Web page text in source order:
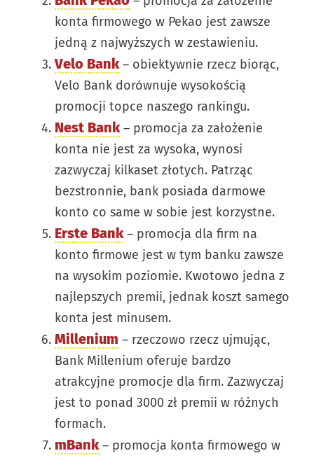
konta firmowego w Pekao jest zawsze
jedną z najwyższych w zestawieniu.
Velo Bank– obiektywnie rzecz biorąc,
Velo Bank dorównuje wysokością
promocji topce naszego rankingu.
Nest Bank– promocja za założenie
konta nie jest za wysoka, wynosi
zazwyczaj kilkaset złotych. Patrząc
bezstronnie, bank posiada darmowe
konto co same w sobie jest korzystne.
Erste Bank– promocja dla firm na
konto firmowe jest w tym banku zawsze
na wysokim poziomie. Kwotowo jedna z
najlepszych premii, jednak koszt samego
konta jest minusem.
Millenium – rzeczowo rzecz ujmując,
Bank Millenium oferuje bardzo
atrakcyjne promocje dla firm. Zazwyczaj
jest to ponad 3000 zł premii w różnych
formach.
mBank– promocja konta firmowego w